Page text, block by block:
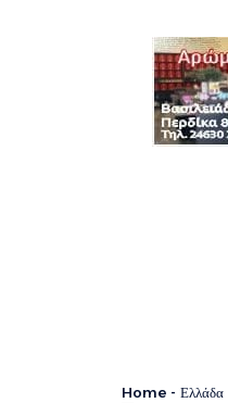
Home - Ελλάδα